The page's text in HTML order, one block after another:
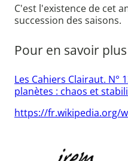
C'est l'existence de cet
succession des saisons.
Pour en savoir
Les Cahiers Clairaut. N°
planètes : chaos et
https://fr.wikipedia.org/